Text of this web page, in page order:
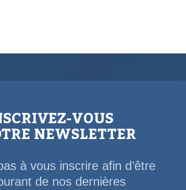
VOUS
NEWSLETTER
à vous inscrire afin d’être
de nos dernières